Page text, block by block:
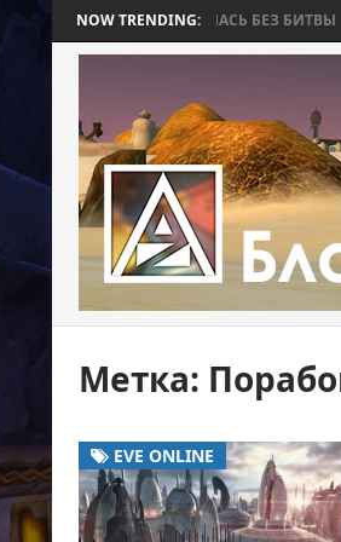
NOW TRENDING:
КОТОРАЯ ЗАКОНЧИЛАСЬ БЕЗ БИТВЫ
Метка:
EVE ONLINE